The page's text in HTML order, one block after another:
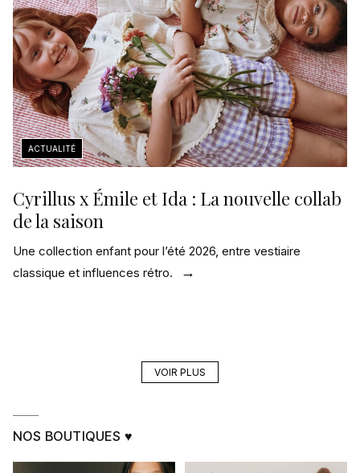
Cyrillus x Émile et Ida : La nouvelle collab
de la saison
Une collection enfant pour l’été 2026, entre vestiaire
classique et influences rétro.
VOIR PLUS
NOS BOUTIQUES ♥